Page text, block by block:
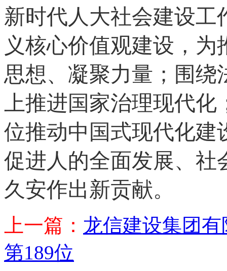
新时代人大社会建设工
义核心价值观建设，
思想、凝聚力量；围绕
上推进国家治理现代
位推动中国式现代化建
促进人的全面发展、社
久安作出新贡献。
上一篇： 龙信建设集团
第189位